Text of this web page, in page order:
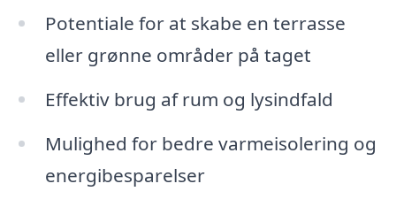
Potentiale for at skabe en terrasse
eller grønne områder på taget
Effektiv brug af rum og lysindfald
Mulighed for bedre varmeisolering og
energibesparelser